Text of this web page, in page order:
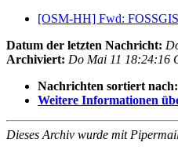
[OSM-HH] Fwd:
Datum der letzten Nachricht:
Archiviert: Do Mai 11 18:24:16
Nachrichten sortiert nach:
Weitere Informationen
Dieses Archiv wurde mit